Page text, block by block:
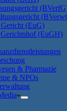
Gericht (EuG)
(EuGH)
& Pharmazie
& NPOs